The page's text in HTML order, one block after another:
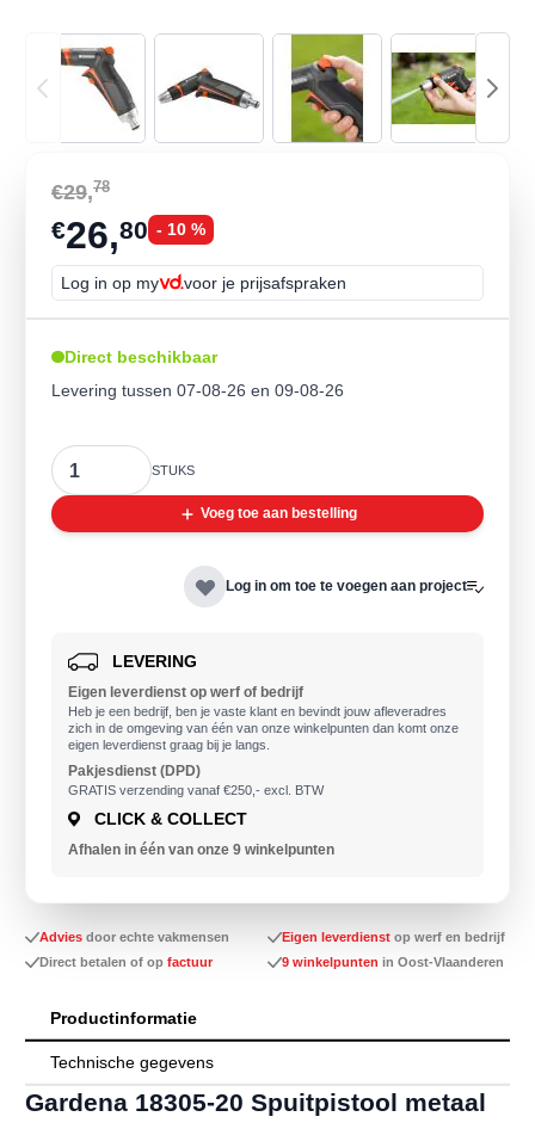
larger imageView larger image
€29,78
€26,80 - 10 %
Log in op my voor je prijsafspraken
Direct beschikbaar
Levering tussen 07-08-26 en 09-08-26
Aantal
STUKS
Voeg toe aan bestelling
Log in om toe te voegen aan project
LEVERING
Eigen leverdienst op werf of bedrijf
Heb je een bedrijf, ben je vaste klant en bevindt jouw afleveradres
zich in de omgeving van één van onze winkelpunten dan komt onze
eigen leverdienst graag bij je langs.
Pakjesdienst (DPD)
GRATIS verzending vanaf €250,- excl. BTW
CLICK & COLLECT
Afhalen in één van onze 9 winkelpunten
Adviesdoor echte vakmensen Eigen leverdienstop werf en bedrijf
Direct betalen of op factuur 9 winkelpunten in Oost-Vlaanderen
Productinformatie
Technische gegevens
Gardena 18305-20 Spuitpistool metaal